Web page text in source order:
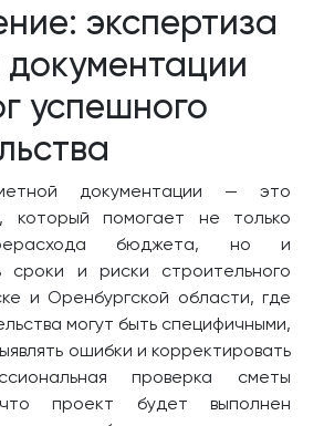
экспертиза
успешного
документации — это
который помогает не только
бюджета, но и
сроки и риски строительного
и Оренбургской области, где
могут быть специфичными,
ошибки и корректировать
проверка сметы
проект будет выполнен